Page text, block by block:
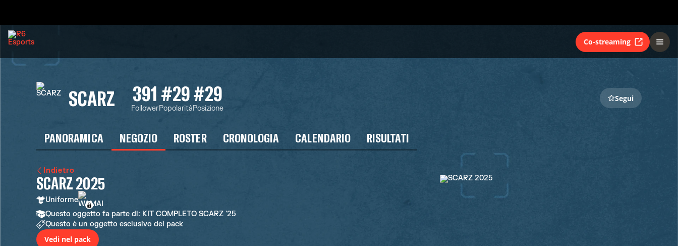
Co-streaming
SCARZ 391
Follower
#29
Popolarità
#29
Posizione
Segui
PANORAMICA NEGOZIO ROSTER CRONOLOGIA CALENDARIO RISULTATI
Indietro
SCARZ 2025
Uniforme
Questo oggetto fa parte di: KIT COMPLETO SCARZ '25
Questo è un oggetto esclusivo del pack
Vedi nel pack